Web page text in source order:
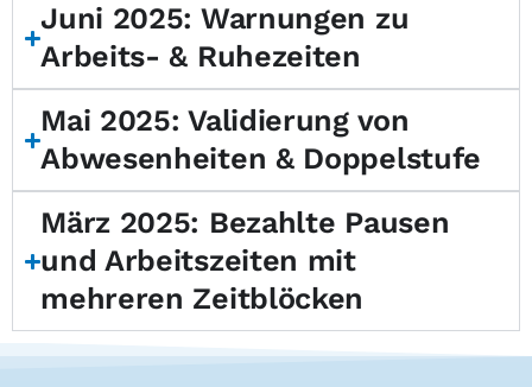
Juni 2025: Warnungen zu
Arbeits- & Ruhezeiten
Mai 2025: Validierung von
Abwesenheiten & Doppelstufe
März 2025: Bezahlte Pausen
und Arbeitszeiten mit
mehreren Zeitblöcken